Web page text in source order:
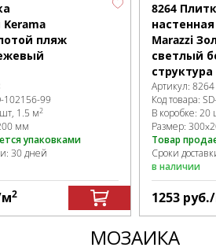
пляж
102156-99
1.5 м2
мм
упаковками
30 дней
2
8264
Marazzi
светлый
структура
Артикул: 8264
Код товара:
В коробке: 20
Размер:
Товар
Сроки
в наличии
1253 руб.
МОЗАИКА